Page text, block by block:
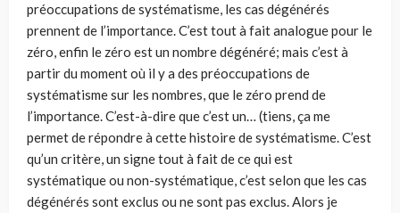
préoccupations de systé­matisme, les cas dégénérés
prennent de l’importance. C’est tout à fait ana­logue pour le
zéro, enfin le zéro est un nombre dégénéré; mais c’est à
par­tir du moment où il y a des préoccupations de
systématisme sur les nombres, que le zéro prend de
l’importance. C’est-à-dire que c’est un… (tiens, ça me
permet de répondre à cette histoire de systématisme. C’est
qu’un critère, un signe tout à fait de ce qui est
systématique ou non-systé­matique, c’est selon que les cas
dégénérés sont exclus ou ne sont pas exclus. Alors je